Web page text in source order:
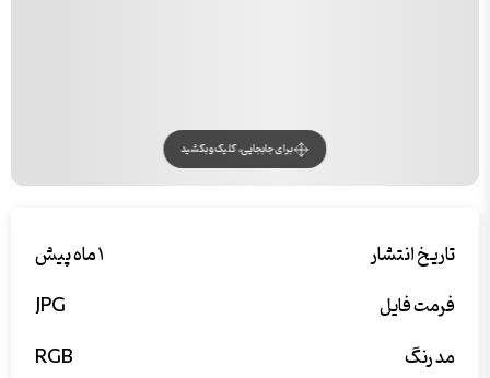
برای جابجایی، کلیک و بکشید
تاریخ انتشار
۱ ماه پیش
فرمت فایل
JPG
مد رنگ
RGB